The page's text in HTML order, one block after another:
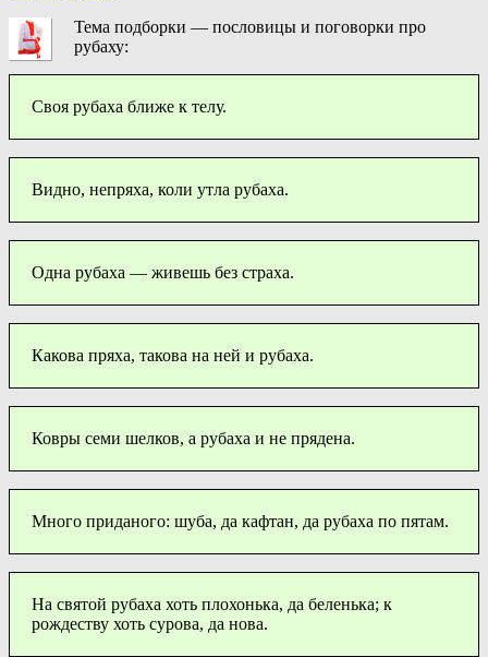
Тема подборки — пословицы и поговорки про
рубаху:
Своя рубаха ближе к телу.
Видно, непряха, коли утла рубаха.
Одна рубаха — живешь без страха.
Какова пряха, такова на ней и рубаха.
Ковры семи шелков, а рубаха и не прядена.
Много приданого: шуба, да кафтан, да рубаха по пятам.
На святой рубаха хоть плохонька, да беленька; к
рождеству хоть сурова, да нова.